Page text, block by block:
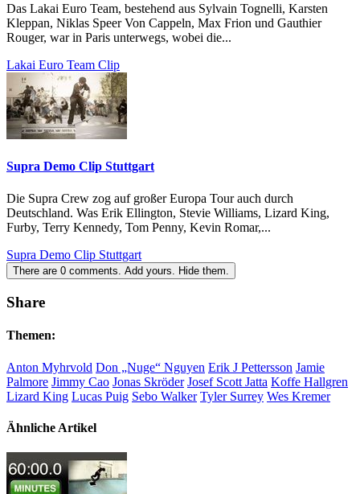
Das Lakai Euro Team, bestehend aus Sylvain Tognelli, Karsten
Kleppan, Niklas Speer Von Cappeln, Max Frion und Gauthier
Rouger, war in Paris unterwegs, wobei die...
Lakai Euro Team Clip
Supra Demo Clip Stuttgart
Die Supra Crew zog auf großer Europa Tour auch durch
Deutschland. Was Erik Ellington, Stevie Williams, Lizard King,
Furby, Terry Kennedy, Tom Penny, Kevin Romar,...
Supra Demo Clip Stuttgart
There are 0 comments. Add yours. Hide them.
Share
Themen:
Anton Myhrvold Don „Nuge“ Nguyen Erik J Pettersson Jamie
Palmore Jimmy Cao Jonas Skröder Josef Scott Jatta Koffe Hallgren
Lizard King Lucas Puig Sebo Walker Tyler Surrey Wes Kremer
Ähnliche Artikel